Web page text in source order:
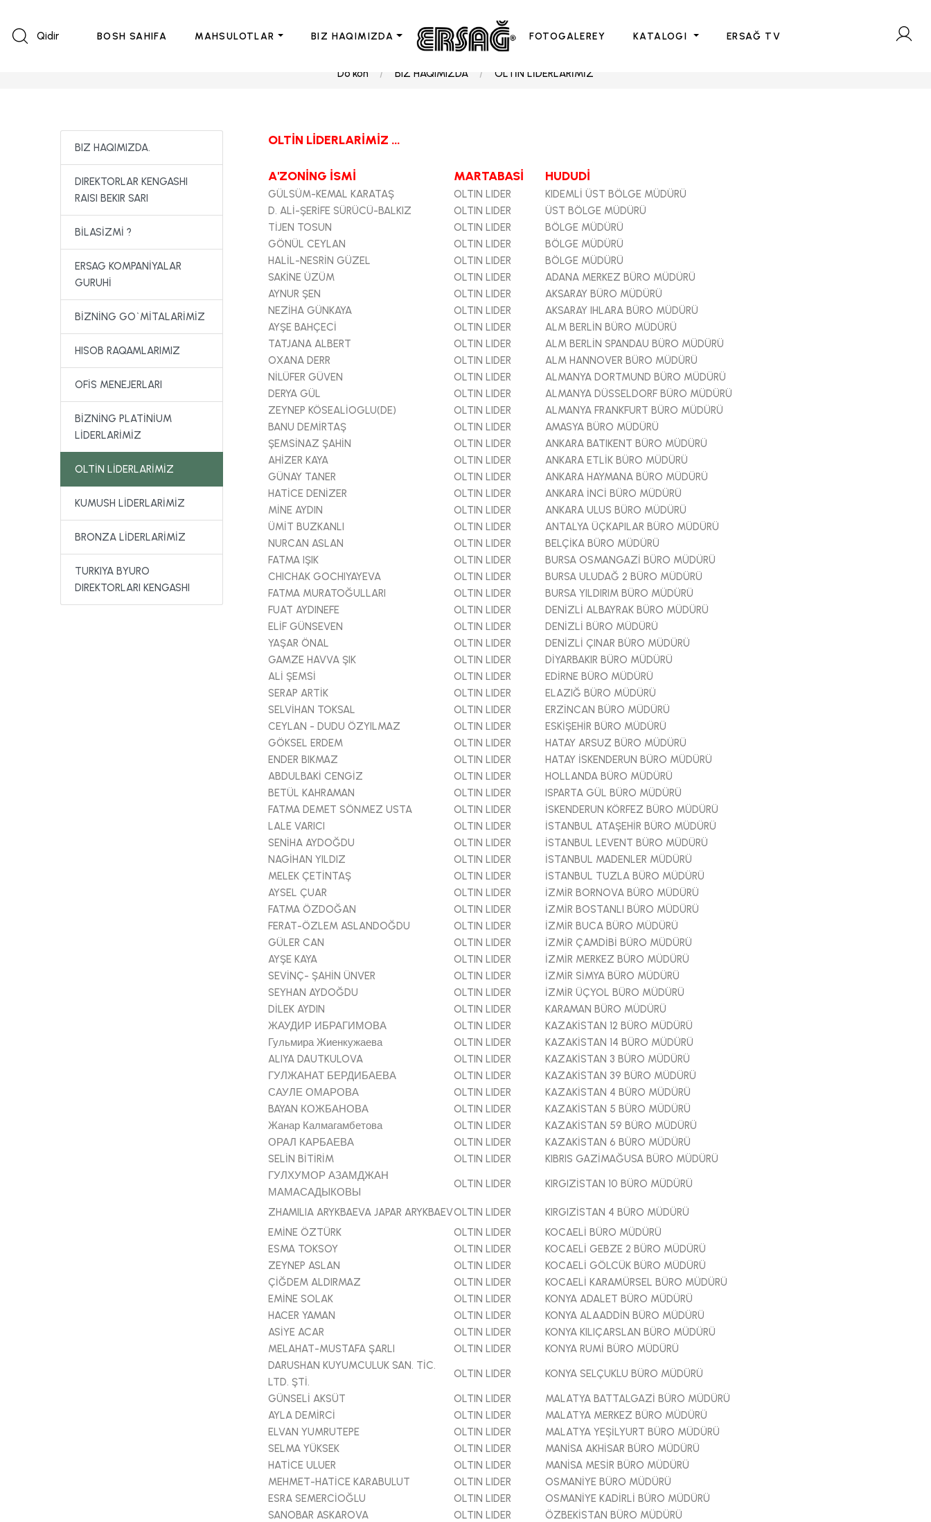
Qidir BOSH SAHIFA MAHSULOTLAR BIZ HAQIMIZDA FOTOGALEREY KATALOGI ERSAĞ TV
Do'kon BIZ HAQIMIZDA OLTİN LİDERLARİMİZ
BIZ HAQIMIZDA.
DIREKTORLAR KENGASHI
RAISI BEKIR SARI
BİLASİZMİ ?
ERSAG KOMPANİYALAR
GURUHİ
BİZNİNG GO`MİTALARİMİZ
HISOB RAQAMLARIMIZ
OFİS MENEJERLARI
BİZNİNG PLATİNİUM
LİDERLARİMİZ
OLTİN LİDERLARİMİZ
KUMUSH LİDERLARİMİZ
BRONZA LİDERLARİMİZ
TURKIYA BYURO
DIREKTORLARI KENGASHI
OLTİN LİDERLARİMİZ …
A'ZONİNG İSMİ MARTABASİ HUDUDİ
GÜLSÜM-KEMAL KARATAŞ OLTIN LIDER
KIDEMLİ ÜST BÖLGE MÜDÜRÜ
D. ALİ-ŞERİFE SÜRÜCÜ-BALKIZ
OLTIN LIDER
ÜST BÖLGE MÜDÜRÜ
TİJEN TOSUN
OLTIN LIDER
BÖLGE MÜDÜRÜ
GÖNÜL CEYLAN
OLTIN LIDER
BÖLGE MÜDÜRÜ
HALİL-NESRİN GÜZEL
OLTIN LIDER
BÖLGE MÜDÜRÜ
SAKİNE ÜZÜM
OLTIN LIDER
ADANA MERKEZ BÜRO MÜDÜRÜ
AYNUR ŞEN
OLTIN LIDER
AKSARAY BÜRO MÜDÜRÜ
NEZİHA GÜNKAYA
OLTIN LIDER
AKSARAY IHLARA BÜRO MÜDÜRÜ
AYŞE BAHÇECİ
OLTIN LIDER
ALM BERLİN BÜRO MÜDÜRÜ
TATJANA ALBERT
OLTIN LIDER
ALM BERLİN SPANDAU BÜRO MÜDÜRÜ
OXANA DERR
OLTIN LIDER
ALM HANNOVER BÜRO MÜDÜRÜ
NİLÜFER GÜVEN
OLTIN LIDER
ALMANYA DORTMUND BÜRO MÜDÜRÜ
DERYA GÜL
OLTIN LIDER
ALMANYA DÜSSELDORF BÜRO MÜDÜRÜ
ZEYNEP KÖSEALİOGLU(DE)
OLTIN LIDER
ALMANYA FRANKFURT BÜRO MÜDÜRÜ
BANU DEMİRTAŞ
OLTIN LIDER
AMASYA BÜRO MÜDÜRÜ
ŞEMSİNAZ ŞAHİN
OLTIN LIDER
ANKARA BATIKENT BÜRO MÜDÜRÜ
AHİZER KAYA
OLTIN LIDER
ANKARA ETLİK BÜRO MÜDÜRÜ
GÜNAY TANER
OLTIN LIDER
ANKARA HAYMANA BÜRO MÜDÜRÜ
HATİCE DENİZER
OLTIN LIDER
ANKARA İNCİ BÜRO MÜDÜRÜ
MİNE AYDIN
OLTIN LIDER
ANKARA ULUS BÜRO MÜDÜRÜ
ÜMİT BUZKANLI
OLTIN LIDER
ANTALYA ÜÇKAPILAR BÜRO MÜDÜRÜ
NURCAN ASLAN
OLTIN LIDER
BELÇİKA BÜRO MÜDÜRÜ
FATMA IŞIK
OLTIN LIDER
BURSA OSMANGAZİ BÜRO MÜDÜRÜ
CHICHAK GOCHIYAYEVA
OLTIN LIDER
BURSA ULUDAĞ 2 BÜRO MÜDÜRÜ
FATMA MURATOĞULLARI
OLTIN LIDER
BURSA YILDIRIM BÜRO MÜDÜRÜ
FUAT AYDINEFE
OLTIN LIDER
DENİZLİ ALBAYRAK BÜRO MÜDÜRÜ
ELİF GÜNSEVEN
OLTIN LIDER
DENİZLİ BÜRO MÜDÜRÜ
YAŞAR ÖNAL
OLTIN LIDER
DENİZLİ ÇINAR BÜRO MÜDÜRÜ
GAMZE HAVVA ŞIK
OLTIN LIDER
DİYARBAKIR BÜRO MÜDÜRÜ
ALİ ŞEMSİ
OLTIN LIDER
EDİRNE BÜRO MÜDÜRÜ
SERAP ARTİK
OLTIN LIDER
ELAZIĞ BÜRO MÜDÜRÜ
SELVİHAN TOKSAL
OLTIN LIDER
ERZİNCAN BÜRO MÜDÜRÜ
CEYLAN - DUDU ÖZYILMAZ
OLTIN LIDER
ESKİŞEHİR BÜRO MÜDÜRÜ
GÖKSEL ERDEM
OLTIN LIDER
HATAY ARSUZ BÜRO MÜDÜRÜ
ENDER BIKMAZ
OLTIN LIDER
HATAY İSKENDERUN BÜRO MÜDÜRÜ
ABDULBAKİ CENGİZ
OLTIN LIDER
HOLLANDA BÜRO MÜDÜRÜ
BETÜL KAHRAMAN
OLTIN LIDER
ISPARTA GÜL BÜRO MÜDÜRÜ
FATMA DEMET SÖNMEZ USTA
OLTIN LIDER
İSKENDERUN KÖRFEZ BÜRO MÜDÜRÜ
LALE VARICI
OLTIN LIDER
İSTANBUL ATAŞEHİR BÜRO MÜDÜRÜ
SENİHA AYDOĞDU
OLTIN LIDER
İSTANBUL LEVENT BÜRO MÜDÜRÜ
NAGİHAN YILDIZ
OLTIN LIDER
İSTANBUL MADENLER MÜDÜRÜ
MELEK ÇETİNTAŞ
OLTIN LIDER
İSTANBUL TUZLA BÜRO MÜDÜRÜ
AYSEL ÇUAR
OLTIN LIDER
İZMİR BORNOVA BÜRO MÜDÜRÜ
FATMA ÖZDOĞAN
OLTIN LIDER
İZMİR BOSTANLI BÜRO MÜDÜRÜ
FERAT-ÖZLEM ASLANDOĞDU
OLTIN LIDER
İZMİR BUCA BÜRO MÜDÜRÜ
GÜLER CAN
OLTIN LIDER
İZMİR ÇAMDİBİ BÜRO MÜDÜRÜ
AYŞE KAYA
OLTIN LIDER
İZMİR MERKEZ BÜRO MÜDÜRÜ
SEVİNÇ- ŞAHİN ÜNVER
OLTIN LIDER
İZMİR SİMYA BÜRO MÜDÜRÜ
SEYHAN AYDOĞDU
OLTIN LIDER
İZMİR ÜÇYOL BÜRO MÜDÜRÜ
DİLEK AYDIN
OLTIN LIDER
KARAMAN BÜRO MÜDÜRÜ
ЖАУДИР ИБРАГИМОВА
OLTIN LIDER
KAZAKİSTAN 12 BÜRO MÜDÜRÜ
Гульмира Жиенкужаева
OLTIN LIDER
KAZAKİSTAN 14 BÜRO MÜDÜRÜ
ALIYA DAUTKULOVA
OLTIN LIDER
KAZAKİSTAN 3 BÜRO MÜDÜRÜ
ГУЛЖАНАТ БЕРДИБАЕВА
OLTIN LIDER
KAZAKİSTAN 39 BÜRO MÜDÜRÜ
САУЛЕ ОМАРОВА
OLTIN LIDER
KAZAKİSTAN 4 BÜRO MÜDÜRÜ
BAYAN КОЖБАНОВА
OLTIN LIDER
KAZAKİSTAN 5 BÜRO MÜDÜRÜ
Жанар Калмагамбетова
OLTIN LIDER
KAZAKİSTAN 59 BÜRO MÜDÜRÜ
ОРАЛ КАРБАЕВА
OLTIN LIDER
KAZAKİSTAN 6 BÜRO MÜDÜRÜ
SELİN BİTİRİM
OLTIN LIDER
KIBRIS GAZİMAĞUSA BÜRO MÜDÜRÜ
ГУЛХУМОР АЗАМДЖАН
МАМАСАДЫКОВЫ
OLTIN LIDER KIRGIZİSTAN 10 BÜRO MÜDÜRÜ
ZHAMILIA ARYKBAEVA JAPAR ARYKBAEVOLTIN LIDER
KIRGIZİSTAN 4 BÜRO MÜDÜRÜ
EMİNE ÖZTÜRK
OLTIN LIDER
KOCAELİ BÜRO MÜDÜRÜ
ESMA TOKSOY
OLTIN LIDER
KOCAELİ GEBZE 2 BÜRO MÜDÜRÜ
ZEYNEP ASLAN
OLTIN LIDER
KOCAELİ GÖLCÜK BÜRO MÜDÜRÜ
ÇİĞDEM ALDIRMAZ
OLTIN LIDER
KOCAELİ KARAMÜRSEL BÜRO MÜDÜRÜ
EMİNE SOLAK
OLTIN LIDER
KONYA ADALET BÜRO MÜDÜRÜ
HACER YAMAN
OLTIN LIDER
KONYA ALAADDİN BÜRO MÜDÜRÜ
ASİYE ACAR
OLTIN LIDER
KONYA KILIÇARSLAN BÜRO MÜDÜRÜ
MELAHAT-MUSTAFA ŞARLI
OLTIN LIDER
KONYA RUMİ BÜRO MÜDÜRÜ
DARUSHAN KUYUMCULUK SAN. TİC.
LTD. ŞTİ.
OLTIN LIDER
KONYA SELÇUKLU BÜRO MÜDÜRÜ
GÜNSELİ AKSÜT
OLTIN LIDER
MALATYA BATTALGAZİ BÜRO MÜDÜRÜ
AYLA DEMİRCİ
OLTIN LIDER
MALATYA MERKEZ BÜRO MÜDÜRÜ
ELVAN YUMRUTEPE
OLTIN LIDER
MALATYA YEŞİLYURT BÜRO MÜDÜRÜ
SELMA YÜKSEK
OLTIN LIDER
MANİSA AKHİSAR BÜRO MÜDÜRÜ
HATİCE ULUER
OLTIN LIDER
MANİSA MESİR BÜRO MÜDÜRÜ
MEHMET-HATİCE KARABULUT
OLTIN LIDER
OSMANİYE BÜRO MÜDÜRÜ
ESRA SEMERCİOĞLU
OLTIN LIDER
OSMANİYE KADİRLİ BÜRO MÜDÜRÜ
SANOBAR ASKAROVA
OLTIN LIDER
ÖZBEKİSTAN BÜRO MÜDÜRÜ